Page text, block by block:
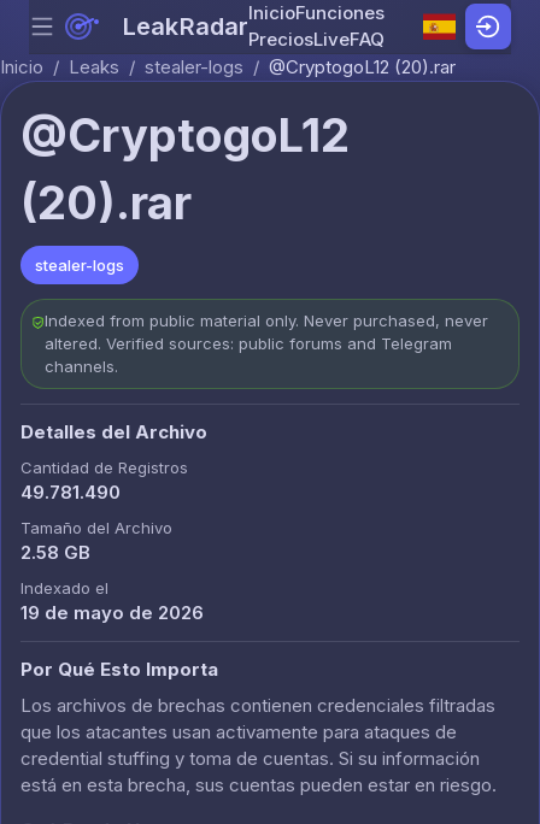
Skip to content
Menu LeakRadarInicioFunciones
PreciosLiveFAQ
Inicio / Leaks / stealer-logs / @CryptogoL12 (20).rar
@CryptogoL12
(20).rar
stealer-logs
Indexed from public material only. Never purchased, never
altered. Verified sources: public forums and Telegram
channels.
Detalles del Archivo
Cantidad de Registros
49.781.490
Tamaño del Archivo
2.58 GB
Indexado el
19 de mayo de 2026
Por Qué Esto Importa
Los archivos de brechas contienen credenciales filtradas
que los atacantes usan activamente para ataques de
credential stuffing y toma de cuentas. Si su información
está en esta brecha, sus cuentas pueden estar en riesgo.